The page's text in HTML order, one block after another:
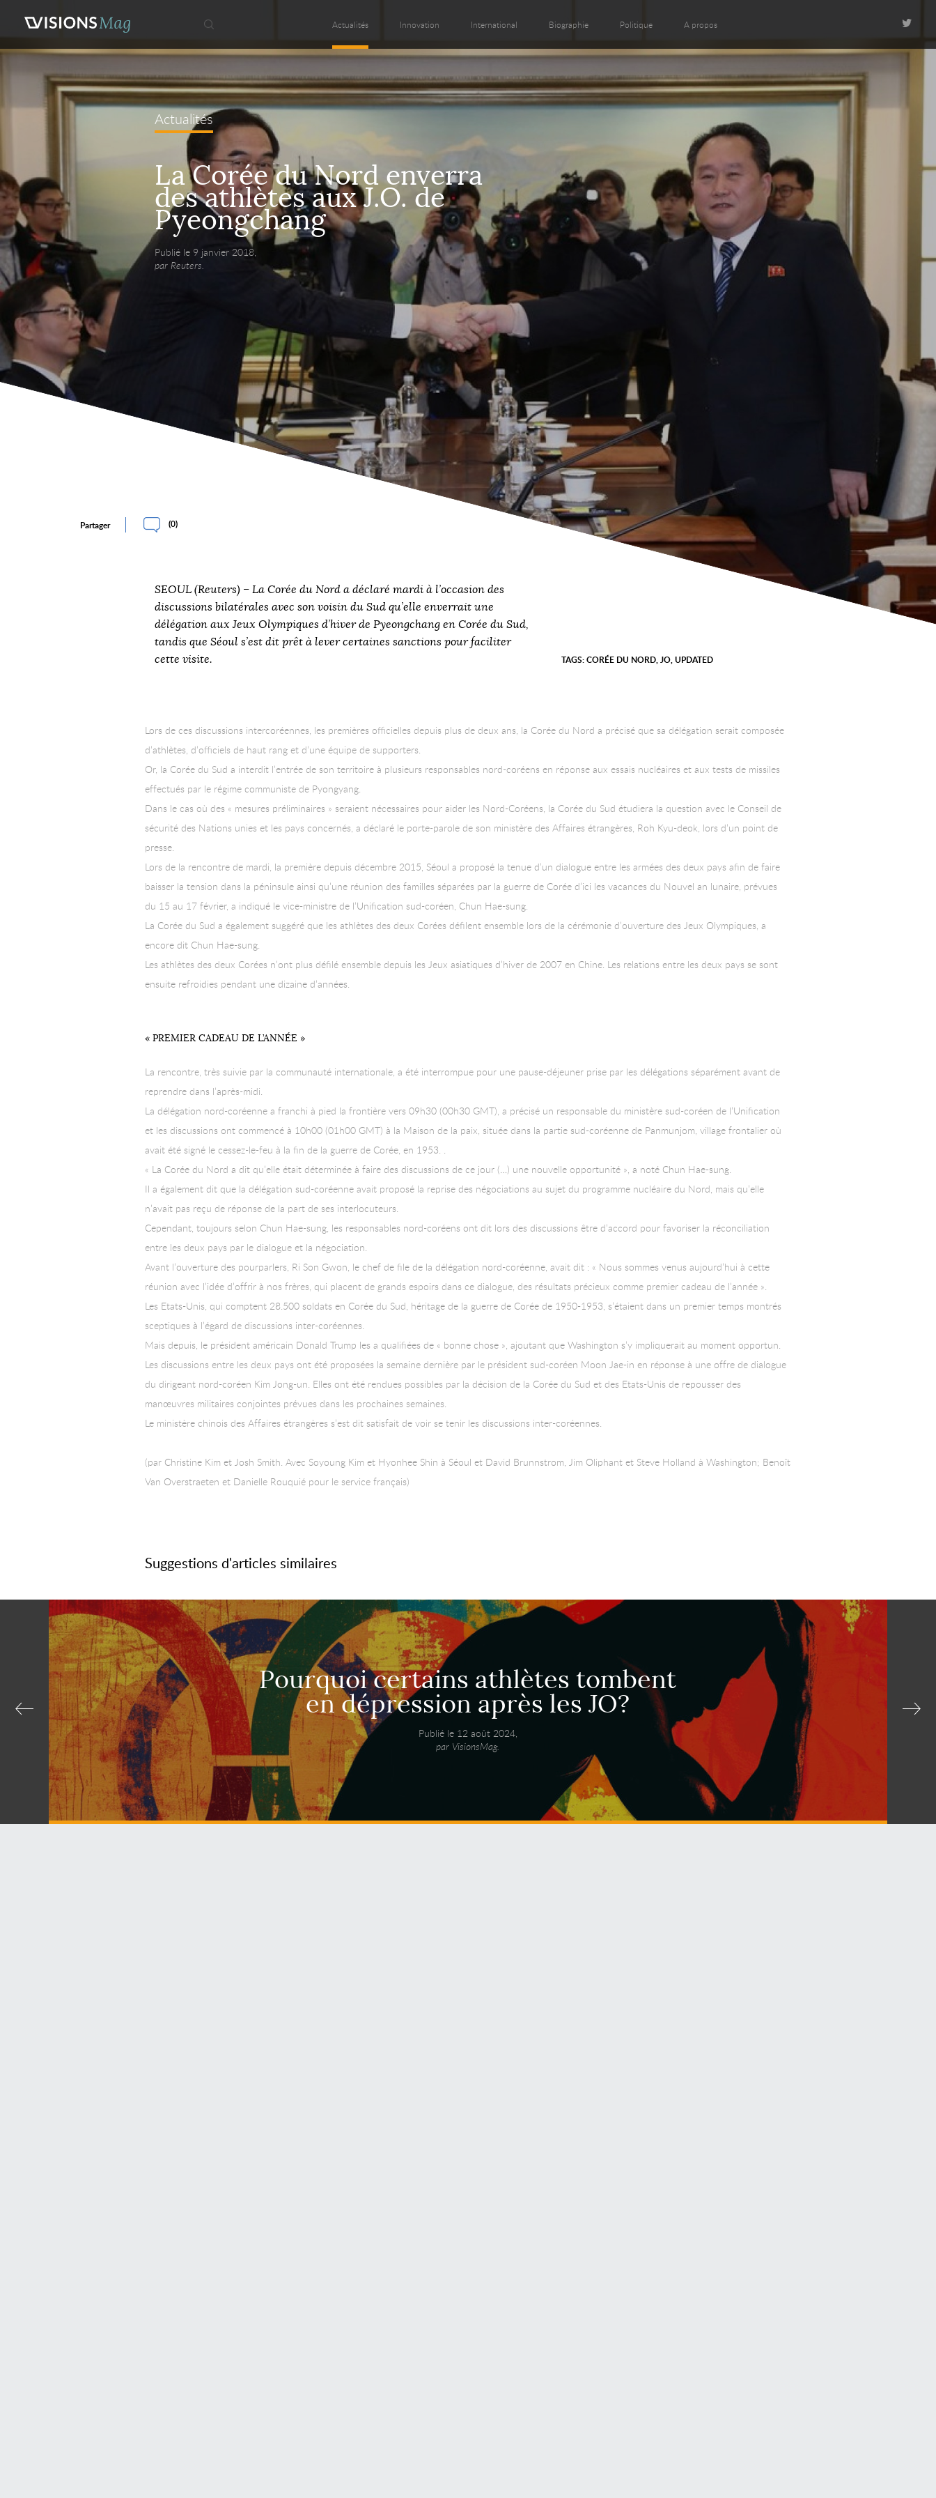
Actualités Innovation International Biographie Politique A propos
Actualités
La Corée du Nord enverra
des athlètes aux J.O. de
Pyeongchang
Publié le 9 janvier 2018,
par Reuters.
Partager (0)
SEOUL (Reuters) – La Corée du Nord a déclaré mardi à l’occasion des
discussions bilatérales avec son voisin du Sud qu’elle enverrait une
délégation aux Jeux Olympiques d’hiver de Pyeongchang en Corée du Sud,
tandis que Séoul s’est dit prêt à lever certaines sanctions pour faciliter
cette visite.
TAGS:CORÉE DU NORD,JO,UPDATED
Lors de ces discussions intercoréennes, les premières officielles depuis plus de deux ans, la Corée du Nord a précisé que sa délégation serait composée
d’athlètes, d’officiels de haut rang et d’une équipe de supporters.
Or, la Corée du Sud a interdit l’entrée de son territoire à plusieurs responsables nord-coréens en réponse aux essais nucléaires et aux tests de missiles
effectués par le régime communiste de Pyongyang.
Dans le cas où des « mesures préliminaires » seraient nécessaires pour aider les Nord-Coréens, la Corée du Sud étudiera la question avec le Conseil de
sécurité des Nations unies et les pays concernés, a déclaré le porte-parole de son ministère des Affaires étrangères, Roh Kyu-deok, lors d’un point de
presse.
Lors de la rencontre de mardi, la première depuis décembre 2015, Séoul a proposé la tenue d’un dialogue entre les armées des deux pays afin de faire
baisser la tension dans la péninsule ainsi qu’une réunion des familles séparées par la guerre de Corée d’ici les vacances du Nouvel an lunaire, prévues
du 15 au 17 février, a indiqué le vice-ministre de l’Unification sud-coréen, Chun Hae-sung.
La Corée du Sud a également suggéré que les athlètes des deux Corées défilent ensemble lors de la cérémonie d’ouverture des Jeux Olympiques, a
encore dit Chun Hae-sung.
Les athlètes des deux Corées n’ont plus défilé ensemble depuis les Jeux asiatiques d’hiver de 2007 en Chine. Les relations entre les deux pays se sont
ensuite refroidies pendant une dizaine d’années.
« PREMIER CADEAU DE L’ANNÉE »
La rencontre, très suivie par la communauté internationale, a été interrompue pour une pause-déjeuner prise par les délégations séparément avant de
reprendre dans l’après-midi.
La délégation nord-coréenne a franchi à pied la frontière vers 09h30 (00h30 GMT), a précisé un responsable du ministère sud-coréen de l’Unification
et les discussions ont commencé à 10h00 (01h00 GMT) à la Maison de la paix, située dans la partie sud-coréenne de Panmunjom, village frontalier où
avait été signé le cessez-le-feu à la fin de la guerre de Corée, en 1953. .
« La Corée du Nord a dit qu’elle était déterminée à faire des discussions de ce jour (…) une nouvelle opportunité », a noté Chun Hae-sung.
Il a également dit que la délégation sud-coréenne avait proposé la reprise des négociations au sujet du programme nucléaire du Nord, mais qu’elle
n’avait pas reçu de réponse de la part de ses interlocuteurs.
Cependant, toujours selon Chun Hae-sung, les responsables nord-coréens ont dit lors des discussions être d’accord pour favoriser la réconciliation
entre les deux pays par le dialogue et la négociation.
Avant l’ouverture des pourparlers, Ri Son Gwon, le chef de file de la délégation nord-coréenne, avait dit : « Nous sommes venus aujourd’hui à cette
réunion avec l’idée d’offrir à nos frères, qui placent de grands espoirs dans ce dialogue, des résultats précieux comme premier cadeau de l’année ».
Les Etats-Unis, qui comptent 28.500 soldats en Corée du Sud, héritage de la guerre de Corée de 1950-1953, s’étaient dans un premier temps montrés
sceptiques à l’égard de discussions inter-coréennes.
Mais depuis, le président américain Donald Trump les a qualifiées de « bonne chose », ajoutant que Washington s’y impliquerait au moment opportun.
Les discussions entre les deux pays ont été proposées la semaine dernière par le président sud-coréen Moon Jae-in en réponse à une offre de dialogue
du dirigeant nord-coréen Kim Jong-un. Elles ont été rendues possibles par la décision de la Corée du Sud et des Etats-Unis de repousser des
manœuvres militaires conjointes prévues dans les prochaines semaines.
Le ministère chinois des Affaires étrangères s’est dit satisfait de voir se tenir les discussions inter-coréennes.
(par Christine Kim et Josh Smith. Avec Soyoung Kim et Hyonhee Shin à Séoul et David Brunnstrom, Jim Oliphant et Steve Holland à Washington; Benoît
Van Overstraeten et Danielle Rouquié pour le service français)
Suggestions d'articles similaires
Pourquoi certains athlètes tombent
en dépression après les JO?
Publié le 12 août 2024,
par VisionsMag.